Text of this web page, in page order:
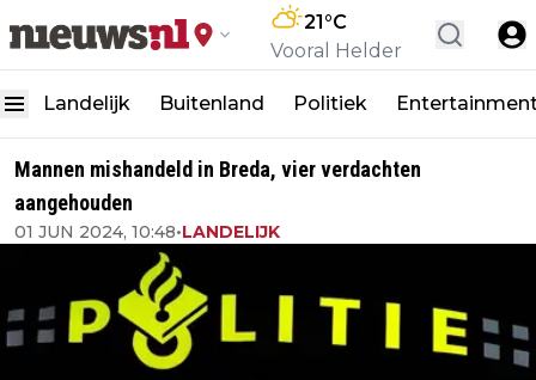
21°C
Vooral Helder
Landelijk Buitenland Politiek
Mannen mishandeld in Breda, vier verdachten
aangehouden
01 JUN 2024, 10:48•LANDELIJK